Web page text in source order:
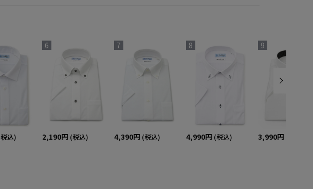
込)
6
2,190円 (税込)
7
4,390円 (税込)
8
4,990円 (税込)
9
3,990円